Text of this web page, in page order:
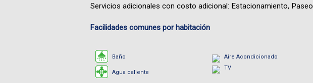
Servicios adicionales con costo adicional: Estacionamiento,
Facilidades comunes por habitación
Baño
Agua caliente
Aire Acondicionado
TV